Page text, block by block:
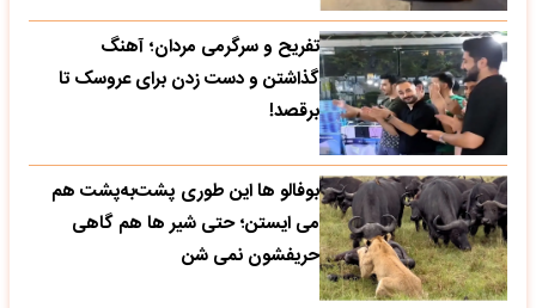
تفریح و سرگرمی مردان؛ آهنگ
گذاشتن و دست زدن برای عروسک تا
برقصد!
بوفالو ها این‌ طوری پشت‌به‌پشت هم
می‌ ایستن؛ حتی شیر ها هم گاهی
حریفشون نمی‌ شن